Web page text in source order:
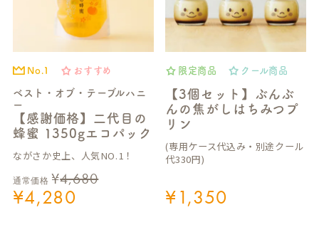
No.1 おすすめ
ベスト・オブ・テーブルハニ
ー
【感謝価格】二代目の
蜂蜜 1350gエコパック
ながさか史上、人気NO.1！
通常価格 ¥4,680
¥4,280
限定商品 クール商品
【3個セット】ぶんぶ
んの焦がしはちみつプ
リン
(専用ケース代込み・別途クール
代330円)
¥1,350